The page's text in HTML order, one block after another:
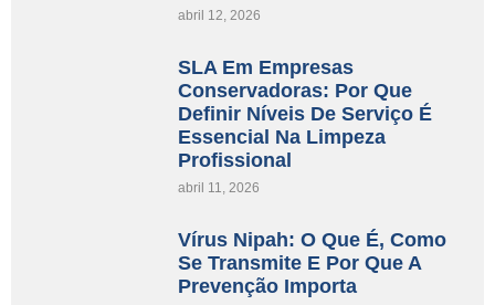
abril 12, 2026
SLA Em Empresas
Conservadoras: Por Que
Definir Níveis De Serviço É
Essencial Na Limpeza
Profissional
abril 11, 2026
Vírus Nipah: O Que É, Como
Se Transmite E Por Que A
Prevenção Importa